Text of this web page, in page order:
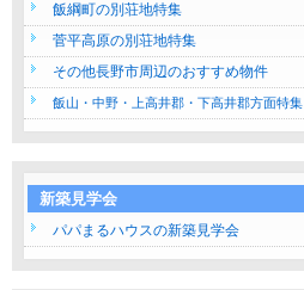
飯綱町の別荘地特集
菅平高原の別荘地特集
その他長野市周辺のおすすめ物件
飯山・中野・上高井郡・下高井郡方面特集
新築見学会
パパまるハウスの新築見学会